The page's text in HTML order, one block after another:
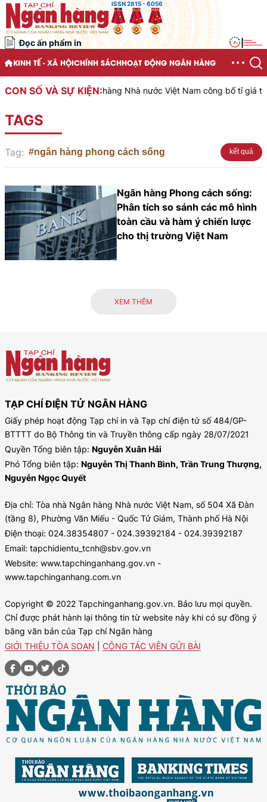
ISSN 2815 - 6056
Đọc ấn phẩm in
KINH TẾ - XÃ HỘICHÍNH SÁCHHOẠT ĐỘNG NGÂN HÀNG
CON SỐ VÀ SỰ KIỆN:Ngân hàng Nhà nước Việt Nam công bố tỉ giá
TAGS
Tag: #ngân hàng phong cách sống kết quả
Ngân hàng Phong cách sống:
Phân tích so sánh các mô hình
toàn cầu và hàm ý chiến lược
cho thị trường Việt Nam
XEM THÊM
TẠP CHÍ ĐIỆN TỬ NGÂN HÀNG
Giấy phép hoạt động Tạp chí in và Tạp chí điện tử số 484/GP-
BTTTT do Bộ Thông tin và Truyền thông cấp ngày 28/07/2021
Quyền Tổng biên tập: Nguyễn Xuân Hải
Phó Tổng biên tập: Nguyễn Thị Thanh Bình, Trần Trung Thượng,
Nguyễn Ngọc Quyết
Địa chỉ: Tòa nhà Ngân hàng Nhà nước Việt Nam, số 504 Xã Đàn
(tầng 8), Phường Văn Miếu - Quốc Tử Giám, Thành phố Hà Nội
Điện thoại: 024.38354807 - 024.39392184 - 024.39392187
Email: tapchidientu_tcnh@sbv.gov.vn
Website: www.tapchinganhang.gov.vn -
www.tapchinganhang.com.vn
Copyright © 2022 Tapchinganhang.gov.vn. Bảo lưu mọi quyền.
Chỉ được phát hành lại thông tin từ website này khi có sự đồng ý
bằng văn bản của Tạp chí Ngân hàng
GIỚI THIỆU TÒA SOẠN
CỘNG TÁC VIÊN GỬI BÀI